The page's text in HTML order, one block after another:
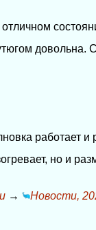
довольна.
работает
но и
→ Новости,